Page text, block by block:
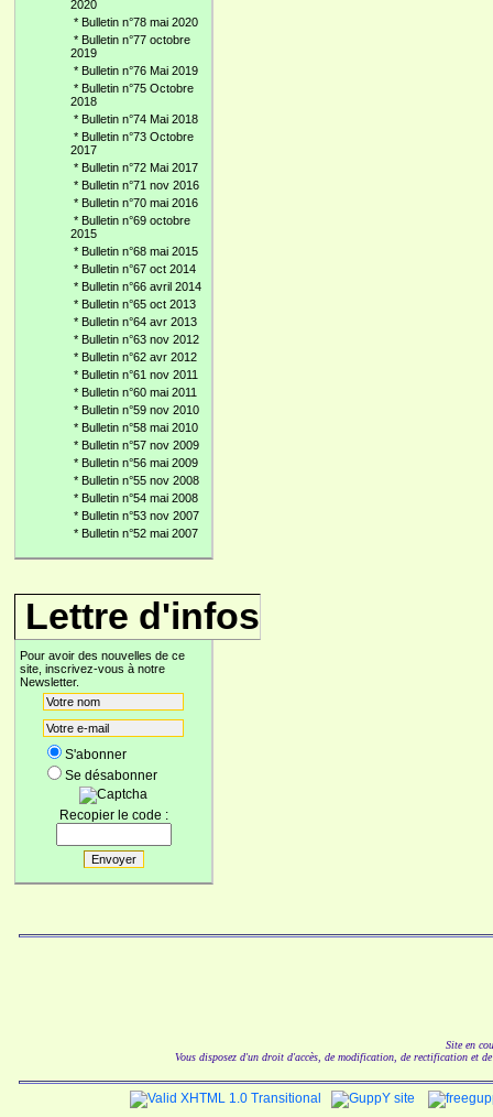
2020
* Bulletin n°78 mai 2020
* Bulletin n°77 octobre
2019
* Bulletin n°76 Mai 2019
* Bulletin n°75 Octobre
2018
* Bulletin n°74 Mai 2018
* Bulletin n°73 Octobre
2017
* Bulletin n°72 Mai 2017
* Bulletin n°71 nov 2016
* Bulletin n°70 mai 2016
* Bulletin n°69 octobre
2015
* Bulletin n°68 mai 2015
* Bulletin n°67 oct 2014
* Bulletin n°66 avril 2014
* Bulletin n°65 oct 2013
* Bulletin n°64 avr 2013
* Bulletin n°63 nov 2012
* Bulletin n°62 avr 2012
* Bulletin n°61 nov 2011
* Bulletin n°60 mai 2011
* Bulletin n°59 nov 2010
* Bulletin n°58 mai 2010
* Bulletin n°57 nov 2009
* Bulletin n°56 mai 2009
* Bulletin n°55 nov 2008
* Bulletin n°54 mai 2008
* Bulletin n°53 nov 2007
* Bulletin n°52 mai 2007
Lettre d'infos
Pour avoir des nouvelles de ce
site, inscrivez-vous à notre
Newsletter.
S'abonner
Se désabonner
Recopier le code :
Site en
Vous disposez d'un droit d'accès, de modification, de rectification et